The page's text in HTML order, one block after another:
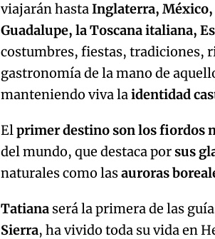
viajarán hastaInglaterra, México,
Guadalupe, la Toscana italiana,
costumbres, fiestas, tradiciones,
gastronomía de la mano de
manteniendo viva laidentidad
Elprimer destino son los fiordos
del mundo, que destaca porsus
naturales como lasauroras
Tatiana será la primera de las
Sierra, ha vivido toda su vida en